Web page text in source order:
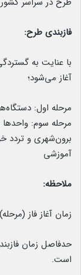
فازبندی طرح:
با عنایت به
آغاز می‌شود؛
مرحله اول:
مرحله سوم:
برون‌شهری و تردد
آموزشی
ملاحظه:
زمان آغاز فاز (مرحله) اول،
حدفاصل زمان
است.